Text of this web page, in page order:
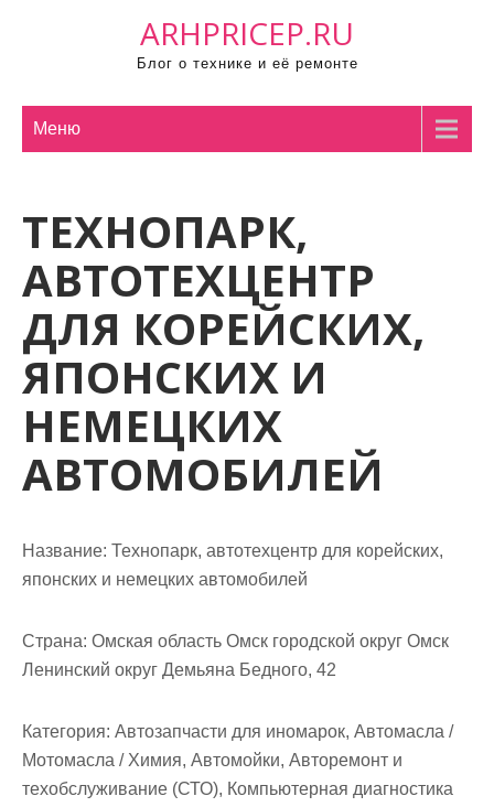
ARHPRICEP.RU
Блог о технике и её ремонте
Меню
ТЕХНОПАРК,
АВТОТЕХЦЕНТР
ДЛЯ КОРЕЙСКИХ,
ЯПОНСКИХ И
НЕМЕЦКИХ
АВТОМОБИЛЕЙ
Название: Технопарк, автотехцентр для корейских,
японских и немецких автомобилей
Страна: Омская область Омск городской округ Омск
Ленинский округ Демьяна Бедного, 42
Категория: Автозапчасти для иномарок, Автомасла /
Мотомасла / Химия, Автомойки, Авторемонт и
техобслуживание (СТО), Компьютерная диагностика